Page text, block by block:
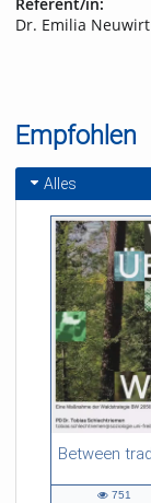
Dr. Emilia Neuwirt
Empfohlen
Alles
54:13 duration
751